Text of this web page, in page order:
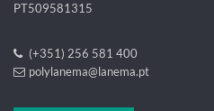
PT509581315
(+351) 256 581 400
polylanema@lanema.pt